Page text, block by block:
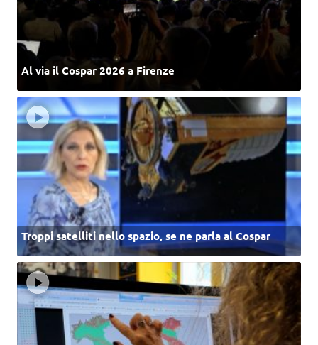
Al via il Cospar 2026 a Firenze
Troppi satelliti nello spazio, se ne parla al Cospar